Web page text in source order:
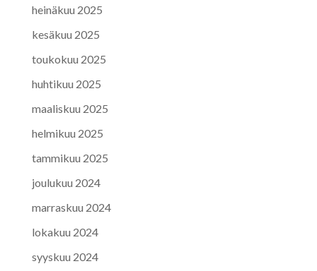
heinäkuu 2025
kesäkuu 2025
toukokuu 2025
huhtikuu 2025
maaliskuu 2025
helmikuu 2025
tammikuu 2025
joulukuu 2024
marraskuu 2024
lokakuu 2024
syyskuu 2024